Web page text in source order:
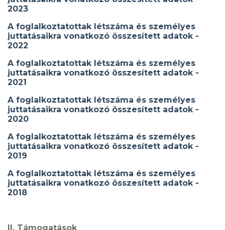
2023
A foglalkoztatottak létszáma és személyes
juttatásaikra vonatkozó összesített adatok -
2022
A foglalkoztatottak létszáma és személyes
juttatásaikra vonatkozó összesített adatok -
2021
A foglalkoztatottak létszáma és személyes
juttatásaikra vonatkozó összesített adatok -
2020
A foglalkoztatottak létszáma és személyes
juttatásaikra vonatkozó összesített adatok -
2019
A foglalkoztatottak létszáma és személyes
juttatásaikra vonatkozó összesített adatok -
2018
II. Támogatások